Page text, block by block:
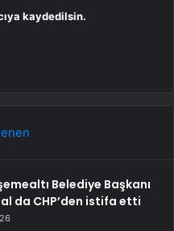
kaydedilsin.
Belediye Başkanı
da CHP’den istifa etti